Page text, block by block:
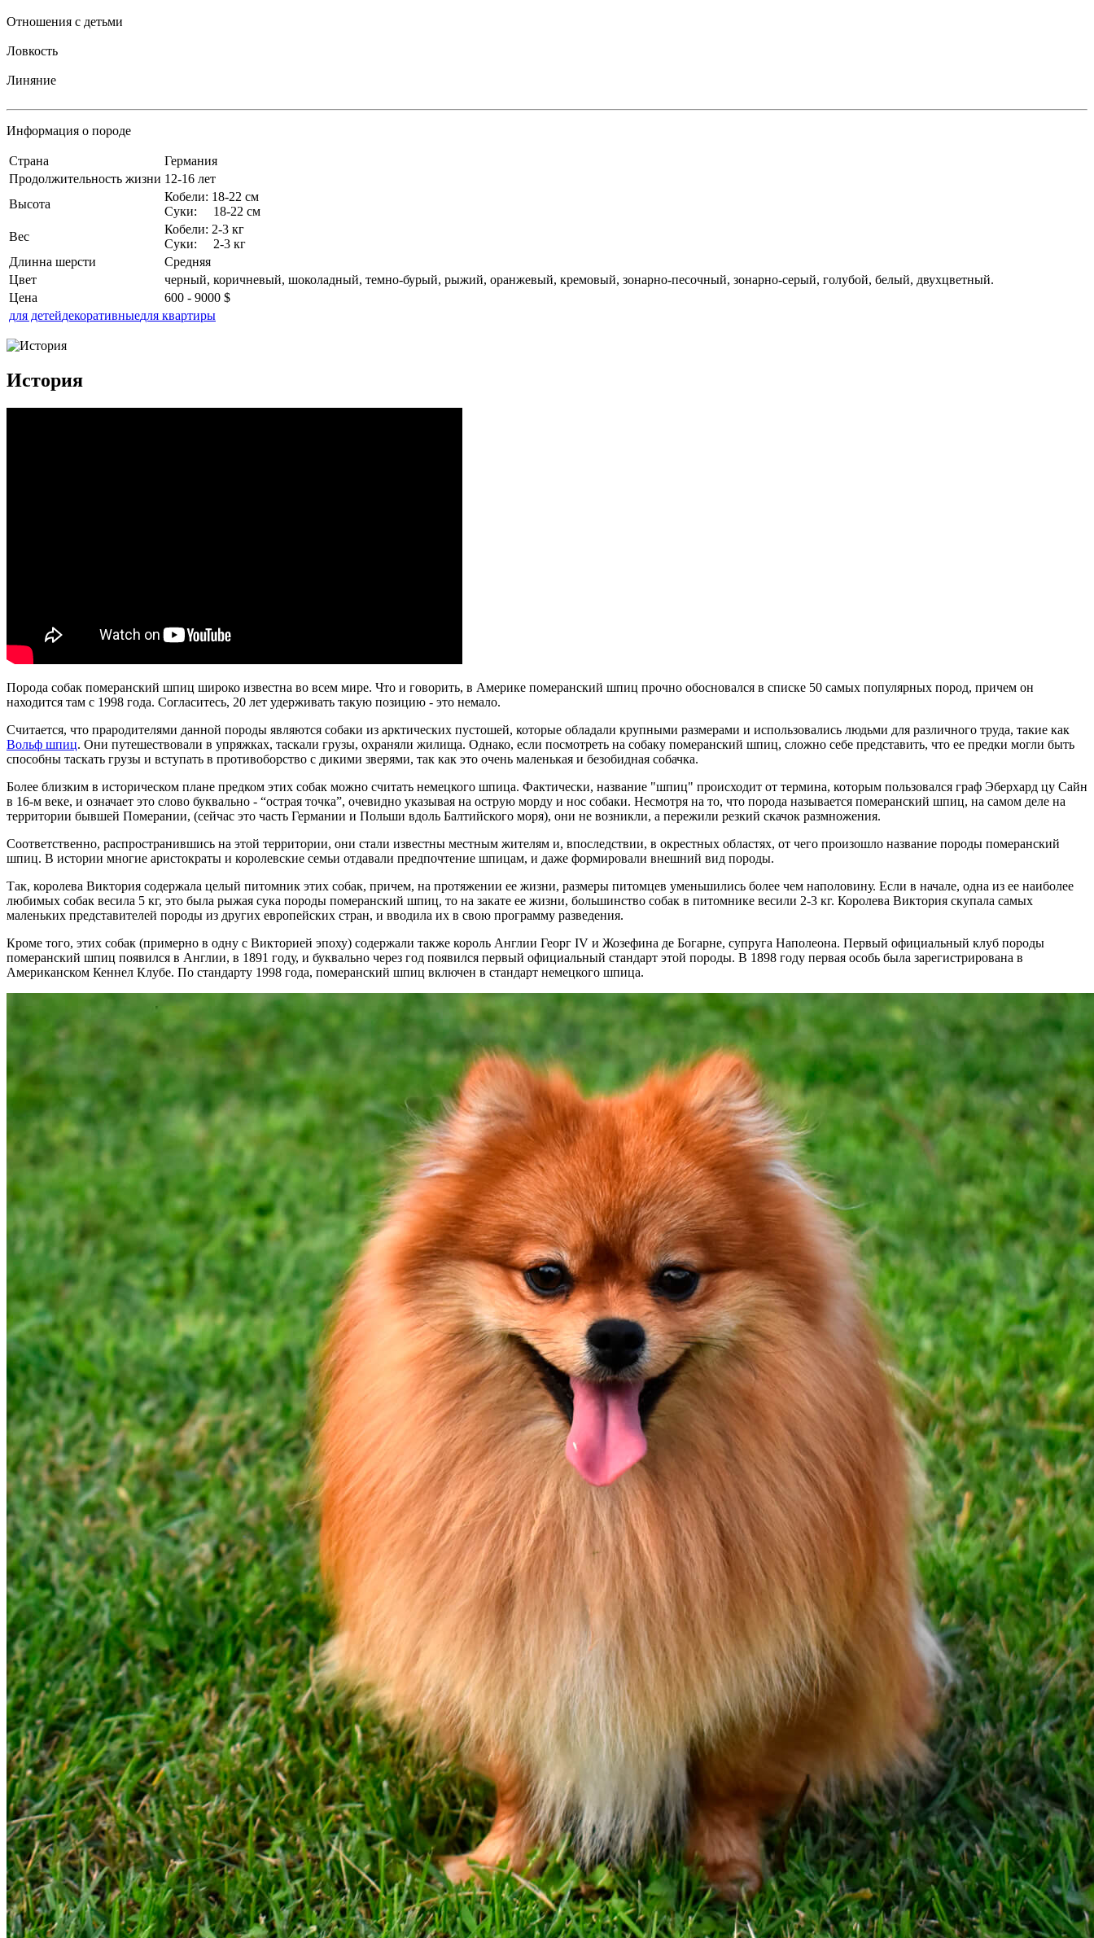
Отношения с детьми
Ловкость
Линяние
Информация о породе
Страна
Германия
Продолжительность жизни 12-16 лет
Высота
Кобели: 18-22 см
Суки: 18-22 см
Вес
Кобели: 2-3 кг
Суки: 2-3 кг
Длинна шерсти
Средняя
Цвет
черный, коричневый, шоколадный, темно-бурый, рыжий, оранжевый, кремовый, зонарно-песочный, зонарно-серый, голубой, белый, двухцветный.
Цена
600 - 9000 $
для детейдекоративныедля квартиры
История
Порода собак померанский шпиц широко известна во всем мире. Что и говорить, в Америке померанский шпиц прочно обосновался в списке 50 самых популярных пород, причем он
находится там с 1998 года. Согласитесь, 20 лет удерживать такую позицию - это немало.
Считается, что прародителями данной породы являются собаки из арктических пустошей, которые обладали крупными размерами и использовались людьми для различного труда, такие как
Вольф шпиц. Они путешествовали в упряжках, таскали грузы, охраняли жилища. Однако, если посмотреть на собаку померанский шпиц, сложно себе представить, что ее предки могли быть
способны таскать грузы и вступать в противоборство с дикими зверями, так как это очень маленькая и безобидная собачка.
Более близким в историческом плане предком этих собак можно считать немецкого шпица. Фактически, название "шпиц" происходит от термина, которым пользовался граф Эберхард цу Сайн
в 16-м веке, и означает это слово буквально - “острая точка”, очевидно указывая на острую морду и нос собаки. Несмотря на то, что порода называется померанский шпиц, на самом деле на
территории бывшей Померании, (сейчас это часть Германии и Польши вдоль Балтийского моря), они не возникли, а пережили резкий скачок размножения.
Соответственно, распространившись на этой территории, они стали известны местным жителям и, впоследствии, в окрестных областях, от чего произошло название породы померанский
шпиц. В истории многие аристократы и королевские семьи отдавали предпочтение шпицам, и даже формировали внешний вид породы.
Так, королева Виктория содержала целый питомник этих собак, причем, на протяжении ее жизни, размеры питомцев уменьшились более чем наполовину. Если в начале, одна из ее наиболее
любимых собак весила 5 кг, это была рыжая сука породы померанский шпиц, то на закате ее жизни, большинство собак в питомнике весили 2-3 кг. Королева Виктория скупала самых
маленьких представителей породы из других европейских стран, и вводила их в свою программу разведения.
Кроме того, этих собак (примерно в одну с Викторией эпоху) содержали также король Англии Георг IV и Жозефина де Богарне, супруга Наполеона. Первый официальный клуб породы
померанский шпиц появился в Англии, в 1891 году, и буквально через год появился первый официальный стандарт этой породы. В 1898 году первая особь была зарегистрирована в
Американском Кеннел Клубе. По стандарту 1998 года, померанский шпиц включен в стандарт немецкого шпица.